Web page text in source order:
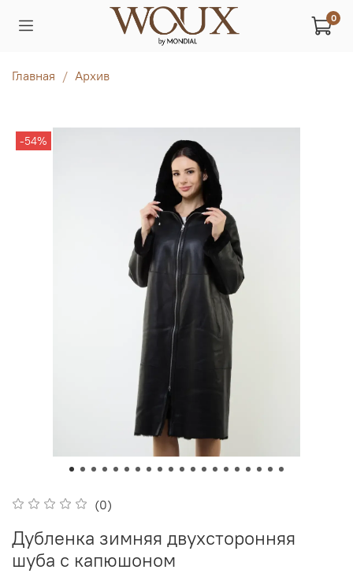
0
Главная Архив
-54%
(0)
Дубленка зимняя двухсторонняя
шуба с капюшоном